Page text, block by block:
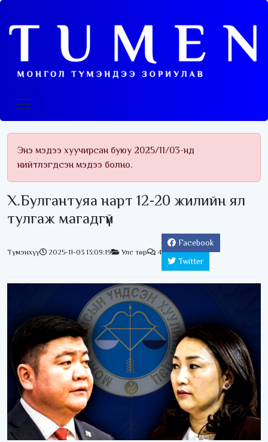
Энэ мэдээ хуучирсан буюу 2025/11/03-нд
нийтлэгдсэн мэдээ болно.
Х.Булгантуяа нарт 12-20 жилийн ял
тулгаж магадгүй
Түмэнхүү 2025-11-03 13:09:19 Улс төр 4
Facebook
Twitter